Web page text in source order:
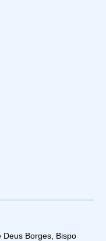
Deus Borges, Bispo